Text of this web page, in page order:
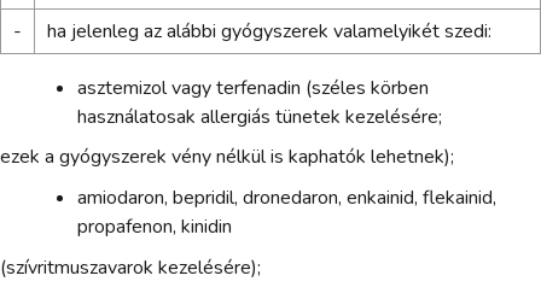
-
ha jelenleg az alábbi gyógyszerek valamelyikét szedi:
asztemizol vagy terfenadin (széles körben
használatosak allergiás tünetek kezelésére;
ezek a gyógyszerek vény nélkül is kaphatók lehetnek);
amiodaron, bepridil, dronedaron, enkainid, flekainid,
propafenon, kinidin
(szívritmuszavarok kezelésére);